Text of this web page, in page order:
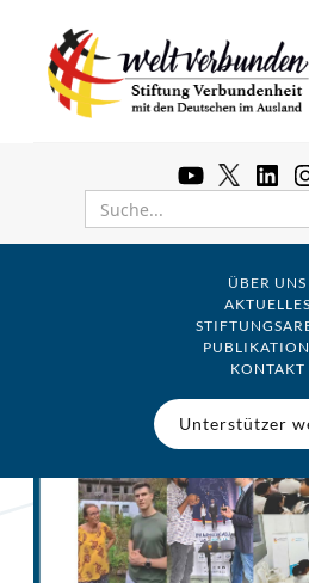
ÜBER UNS
AKTUELLES
KONTAKT
Unterstützer